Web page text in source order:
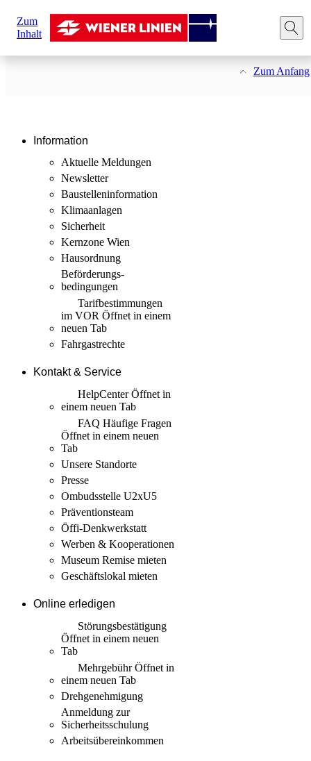
Zum
Inhalt
Facebook Linkedin
Zum Anfang
Information
Aktuelle Meldungen
Newsletter
Baustellen­information
Klimaanlagen
Sicherheit
Kernzone Wien
Hausordnung
Beförderungs­
bedingungen
Tarif­bestimmungen
im VOR Öffnet in einem
neuen Tab
Fahrgastrechte
Kontakt & Service
HelpCenterÖffnet in
einem neuen Tab
FAQ Häufige Fragen
Öffnet in einem neuen
Tab
Unsere Standorte
Presse
Ombudsstelle U2xU5
Präventionsteam
Öffi-Denkwerkstatt
Werben & Kooperationen
Museum Remise mieten
Geschäftslokal mieten
Online erledigen
Störungs­bestätigung
Öffnet in einem neuen
Tab
MehrgebührÖffnet in
einem neuen Tab
Drehgenehmigung
Anmeldung zur
Sicherheits­schulung
Arbeits­übereinkommen